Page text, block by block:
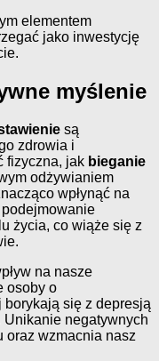
elementem
jako inwestycję
myślenie
są
zdrowia i
fizyczna, jak bieganie
odżywianiem
wpłynąć na
życia, co wiąże się z
na nasze
osoby o
się z depresją
negatywnych
oraz wzmacnia nasz